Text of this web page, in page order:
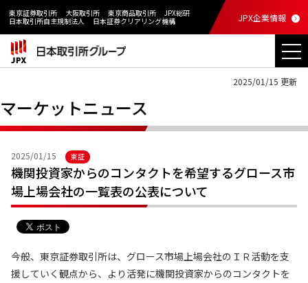
東京証券取引所 大阪取引所 東京商品取引所
JPX総研
日本取引所自主規制法人
日本証券クリアリング機構 JPX企業情報
2025/01/15 更新
マーケットニュース
2025/01/15 東証
機関投資家からのコンタクトを希望するグロース市
場上場会社の一覧表の公表について
今般、東京証券取引所は、グロース市場上場会社のＩＲ活動を支
援していく観点から、より活発に機関投資家からのコンタクトを